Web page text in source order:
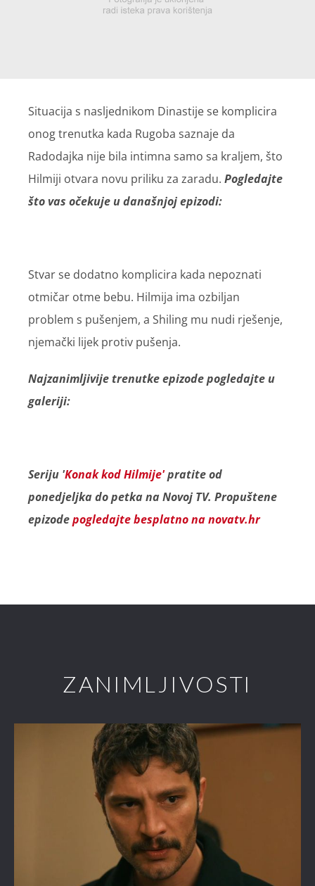
Situacija s nasljednikom Dinastije se komplicira
onog trenutka kada Rugoba saznaje da
Radodajka nije bila intimna samo sa kraljem, što
Hilmiji otvara novu priliku za zaradu. Pogledajte
što vas očekuje u današnjoj epizodi:
Stvar se dodatno komplicira kada nepoznati
otmičar otme bebu. Hilmija ima ozbiljan
problem s pušenjem, a Shiling mu nudi rješenje,
njemački lijek protiv pušenja.
Najzanimljivije trenutke epizode pogledajte u
galeriji:
Seriju 'Konak kod Hilmije'pratite od
ponedjeljka do petka na Novoj TV. Propuštene
epizodepogledajte besplatno na novatv.hr
ZANIMLJIVOSTI